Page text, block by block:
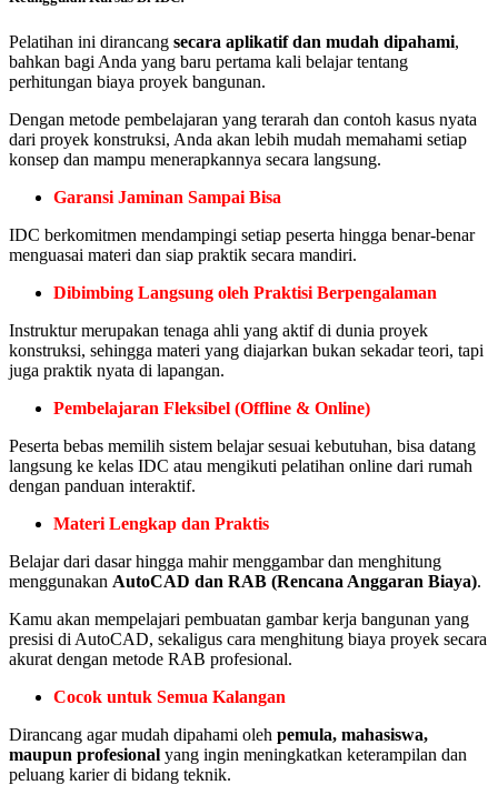
Pelatihan ini dirancang secara aplikatif dan mudah dipahami,
bahkan bagi Anda yang baru pertama kali belajar tentang
perhitungan biaya proyek bangunan.
Dengan metode pembelajaran yang terarah dan contoh kasus nyata
dari proyek konstruksi, Anda akan lebih mudah memahami setiap
konsep dan mampu menerapkannya secara langsung.
Garansi Jaminan Sampai Bisa
IDC berkomitmen mendampingi setiap peserta hingga benar-benar
menguasai materi dan siap praktik secara mandiri.
Dibimbing Langsung oleh Praktisi Berpengalaman
Instruktur merupakan tenaga ahli yang aktif di dunia proyek
konstruksi, sehingga materi yang diajarkan bukan sekadar teori, tapi
juga praktik nyata di lapangan.
Pembelajaran Fleksibel (Offline & Online)
Peserta bebas memilih sistem belajar sesuai kebutuhan, bisa datang
langsung ke kelas IDC atau mengikuti pelatihan online dari rumah
dengan panduan interaktif.
Materi Lengkap dan Praktis
Belajar dari dasar hingga mahir menggambar dan menghitung
menggunakan AutoCAD dan RAB (Rencana Anggaran Biaya).
Kamu akan mempelajari pembuatan gambar kerja bangunan yang
presisi di AutoCAD, sekaligus cara menghitung biaya proyek secara
akurat dengan metode RAB profesional.
Cocok untuk Semua Kalangan
Dirancang agar mudah dipahami oleh pemula, mahasiswa,
maupun profesional yang ingin meningkatkan keterampilan dan
peluang karier di bidang teknik.